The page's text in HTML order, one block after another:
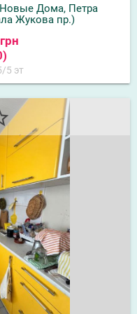
Новые Дома, Петра
Жукова пр.)
5 эт